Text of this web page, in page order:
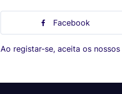
Facebook
Ao registar-se, aceita os nossos